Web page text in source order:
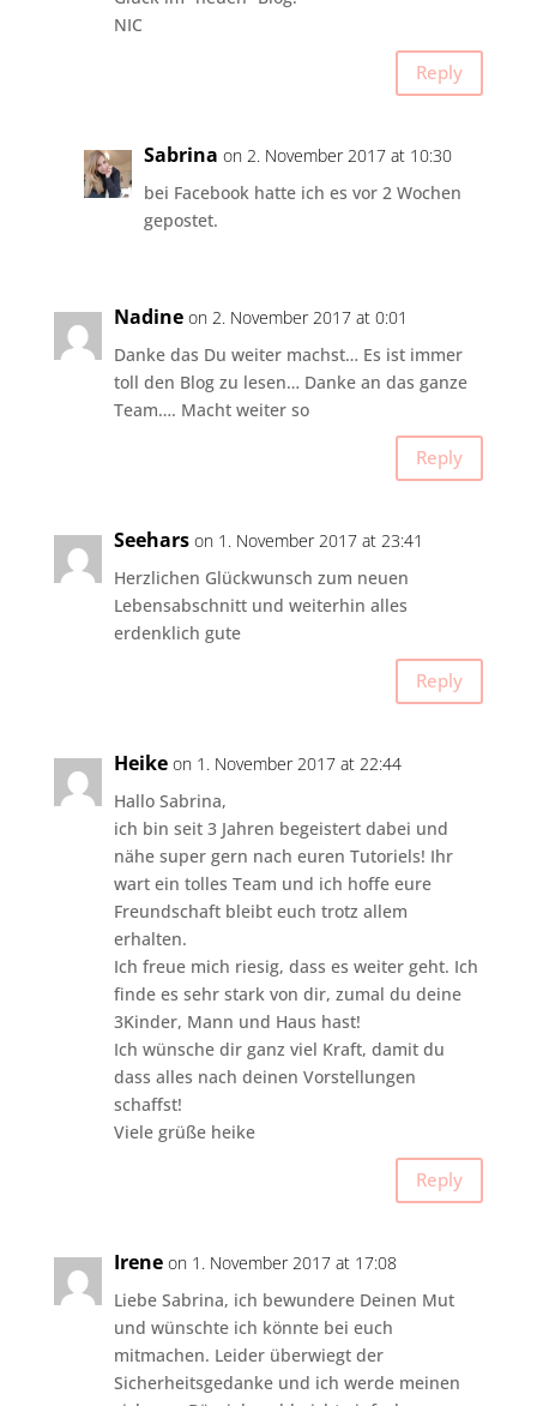
NIC
Reply
Sabrina on 2. November 2017 at 10:30
bei Facebook hatte ich es vor 2 Wochen
gepostet.
Nadine on 2. November 2017 at 0:01
Danke das Du weiter machst… Es ist immer
toll den Blog zu lesen… Danke an das ganze
Team…. Macht weiter so
Reply
Seehars on 1. November 2017 at 23:41
Herzlichen Glückwunsch zum neuen
Lebensabschnitt und weiterhin alles
erdenklich gute
Reply
Heike on 1. November 2017 at 22:44
Hallo Sabrina,
ich bin seit 3 Jahren begeistert dabei und
nähe super gern nach euren Tutoriels! Ihr
wart ein tolles Team und ich hoffe eure
Freundschaft bleibt euch trotz allem
erhalten.
Ich freue mich riesig, dass es weiter geht. Ich
finde es sehr stark von dir, zumal du deine
3Kinder, Mann und Haus hast!
Ich wünsche dir ganz viel Kraft, damit du
dass alles nach deinen Vorstellungen
schaffst!
Viele grüße heike
Reply
Irene on 1. November 2017 at 17:08
Liebe Sabrina, ich bewundere Deinen Mut
und wünschte ich könnte bei euch
mitmachen. Leider überwiegt der
Sicherheitsgedanke und ich werde meinen